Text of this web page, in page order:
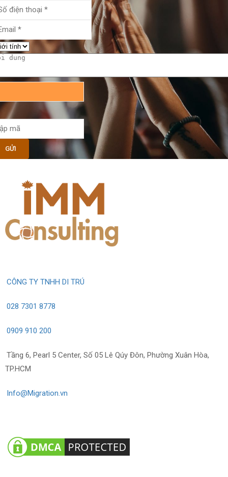
CÔNG TY TNHH DI TRÚ
028 7301 8778
0909 910 200
Tầng 6, Pearl 5 Center, Số 05 Lê Qúy Đôn, Phường Xuân Hòa,
TP.HCM
Info@Migration.vn